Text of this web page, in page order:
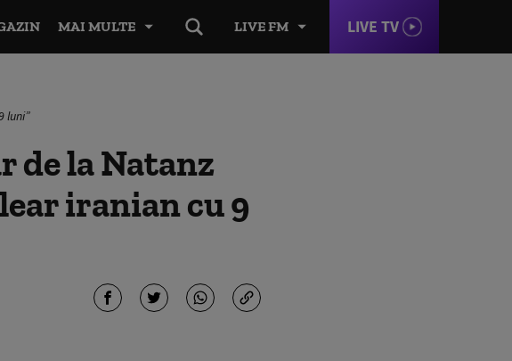
LIVE FM LIVE TV
MAI MULTE
luni”
de la Natanz
iranian cu 9